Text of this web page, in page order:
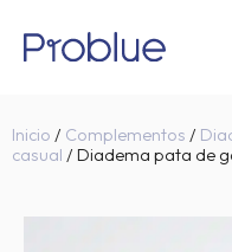
contenido
Inicio / Complementos /
casual / Diadema pata de